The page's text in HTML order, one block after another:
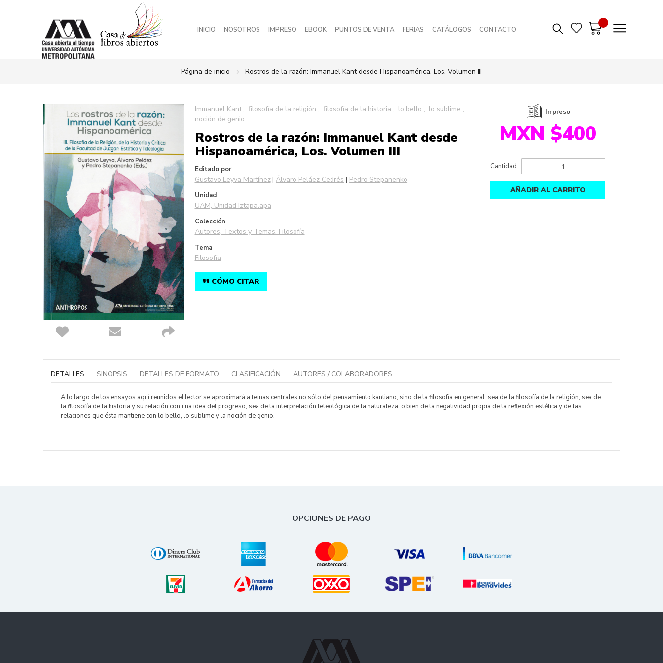
INICIO NOSOTROS IMPRESO EBOOK PUNTOS DE VENTA FERIAS CATÁLOGOS CONTACTO
Página de inicio Rostros de la razón: Immanuel Kant desde Hispanoamérica, Los. Volumen III
Saltar
al
final
de
galería
imágenes
al
galería
imágenes
Immanuel Kant filosofía de la religión filosofía de la historia lo bello
lo sublime
noción de genio
Rostros de la razón: Immanuel Kant desde
Hispanoamérica, Los. Volumen III
Editado por
Gustavo Leyva Martínez Álvaro Peláez Cedrés Pedro Stepanenko
Unidad
UAM, Unidad Iztapalapa
Colección
Autores, Textos y Temas. Filosofía
Tema
Filosofía
CÓMO CITAR
Impreso
MXN $400
Cantidad:
AÑADIR AL CARRITO
DETALLES
A lo largo de los ensayos aquí reunidos el lector se aproximará a temas centrales no sólo del pensamiento kantiano, sino de la filosofía en general: sea de la filosofía de la religión, sea de
la filosofía de la historia y su relación con una idea del progreso, sea de la interpretación teleológica de la naturaleza, o bien de la negatividad propia de la reflexión estética y de las
relaciones que ésta mantiene con lo bello, lo sublime y la noción de genio.
SINOPSIS DETALLES DE FORMATO CLASIFICACIÓN AUTORES / COLABORADORES
OPCIONES DE PAGO